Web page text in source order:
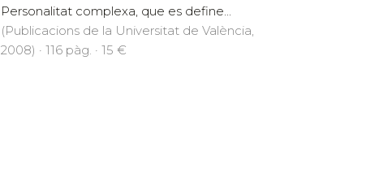
Personalitat complexa, que es define...
(Publicacions de la Universitat de València,
2008) · 116 pàg. · 15 €